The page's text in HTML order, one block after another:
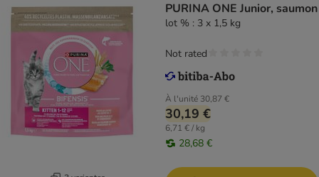
PURINA ONE Junior, saumon
lot % : 3 x 1,5 kg
À l'unité 30,87 €
30,19 €
6,71 € / kg
28,68 €
Not rated